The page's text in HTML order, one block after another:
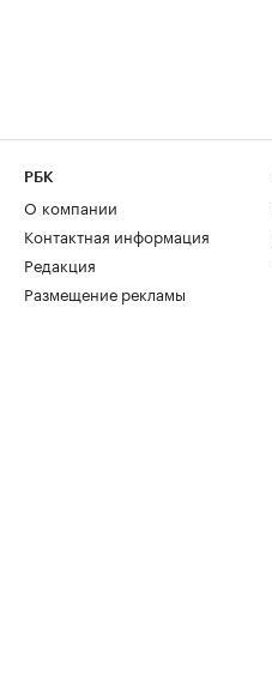
РБК
О компании
Контактная информация
Редакция
Размещение рекламы